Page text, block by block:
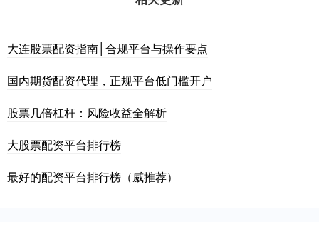
大连股票配资指南│合规平台与操作要点
国内期货配资代理，正规平台低门槛开户
股票几倍杠杆：风险收益全解析
大股票配资平台排行榜
最好的配资平台排行榜（威推荐）